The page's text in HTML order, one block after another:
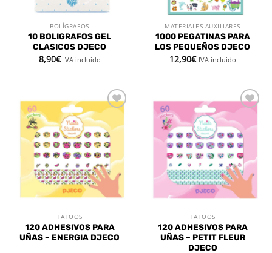
BOLÍGRAFOS
10 BOLIGRAFOS GEL
CLASICOS DJECO
8,90€ IVA incluido
MATERIALES AUXILIARES
1000 PEGATINAS PARA
LOS PEQUEÑOS DJECO
12,90€ IVA incluido
Añadir
a la
lista de
deseos
TATOOS
120 ADHESIVOS PARA
UÑAS – ENERGIA DJECO
a la
lista de
deseos
TATOOS
120 ADHESIVOS PARA
UÑAS – PETIT FLEUR
DJECO